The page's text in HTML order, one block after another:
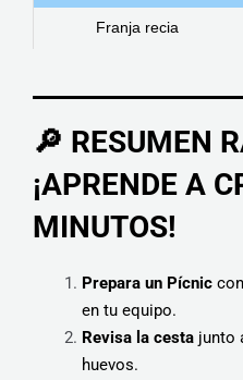
Franja recia
🔎 RESUMEN
¡APRENDE A
MINUTOS!
Prepara un Pícnic
en tu equipo.
Revisa la cesta junto
huevos.